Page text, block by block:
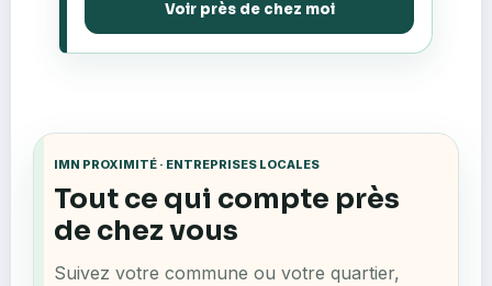
Voir près de chez moi
IMN PROXIMITÉ · ENTREPRISES LOCALES
Tout ce qui compte près
de chez vous
Suivez votre commune ou votre quartier,